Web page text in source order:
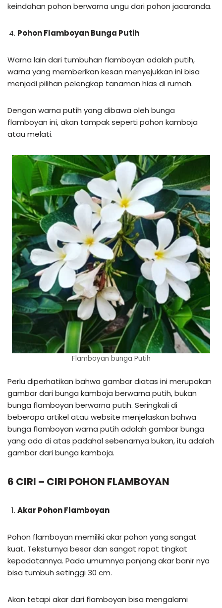
keindahan pohon berwarna ungu dari pohon jacaranda.
Pohon Flamboyan Bunga Putih
Warna lain dari tumbuhan flamboyan adalah putih,
warna yang memberikan kesan menyejukkan ini bisa
menjadi pilihan pelengkap tanaman hias di rumah.
Dengan warna putih yang dibawa oleh bunga
flamboyan ini, akan tampak seperti pohon kamboja
atau melati.
Flamboyan bunga Putih
Perlu diperhatikan bahwa gambar diatas ini merupakan
gambar dari bunga kamboja berwarna putih, bukan
bunga flamboyan berwarna putih. Seringkali di
beberapa artikel atau website menjelaskan bahwa
bunga flamboyan warna putih adalah gambar bunga
yang ada di atas padahal sebenarnya bukan, itu adalah
gambar dari bunga kamboja.
6 CIRI – CIRI POHON FLAMBOYAN
Akar Pohon Flamboyan
Pohon flamboyan memiliki akar pohon yang sangat
kuat. Teksturnya besar dan sangat rapat tingkat
kepadatannya. Pada umumnya panjang akar banir nya
bisa tumbuh setinggi 30 cm.
Akan tetapi akar dari flamboyan bisa mengalami